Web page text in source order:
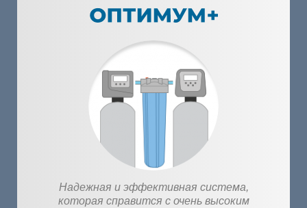
Надежная и эффективная система,
которая справится с очень высоким